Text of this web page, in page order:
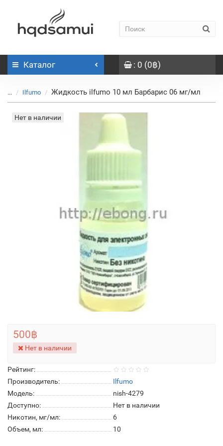
Каталог : 0 (0฿)
... Ilfumo Жидкость ilfumo 10 мл Барбарис 06 мг/мл
Нет в наличии
Рейтинг:
Производитель:
Ilfumo
Модель:
nish-4279
Доступно:
Нет в наличии
Никотин, мг/мл:
6
Объем, мл:
10
500฿
Нет в наличии